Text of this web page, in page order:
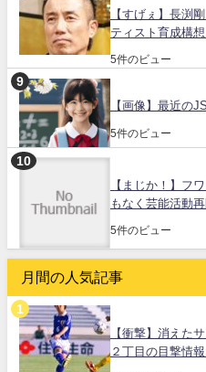
【すげぇ】長渕
ティスト育成構
5件のビュー
【画像】最近の
5件のビュー
【まじか！】フ
もなく芸能活動再
5件のビュー
月間の人気記事
【衝撃】消えた
２丁目の目撃情報